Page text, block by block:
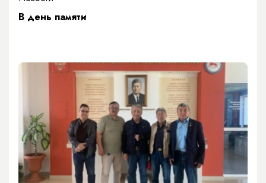
​В день памяти